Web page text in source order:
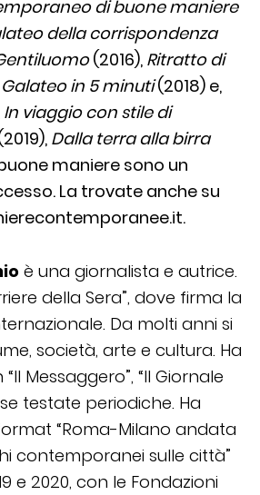
di buone maniere
della corrispondenza
(2016), Ritratto di
Galateo in 5 minuti(2018) e,
In viaggio con stile di
Dalla terra alla birra
maniere sono un
La trovate anche su
.
è una giornalista e autrice.
della Sera”, dove firma la
Da molti anni si
società, arte e cultura. Ha
Messaggero”, “Il Giornale
testate periodiche. Ha
“Roma-Milano andata
contemporanei sulle città”
e 2020, con le Fondazioni